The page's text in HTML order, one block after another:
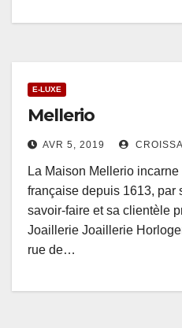
E-LUXE
Mellerio
AVR 5, 2019
La Maison Mellerio
française depuis 1613, par
savoir-faire et sa clientèle
Joaillerie Joaillerie
rue de…